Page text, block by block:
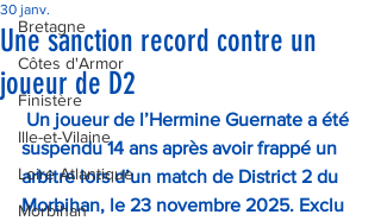
Bretagne
Côtes d'Armor
Finistère
Ille-et-Vilaine
Loire Atlantique
Morbihan
Une sanction record contre un
joueur de D2
30 janv.
Un joueur de l’Hermine Guernate a été
suspendu 14 ans après avoir frappé un
arbitre lors d’un match de District 2 du
Morbihan, le 23 novembre 2025. Exclu